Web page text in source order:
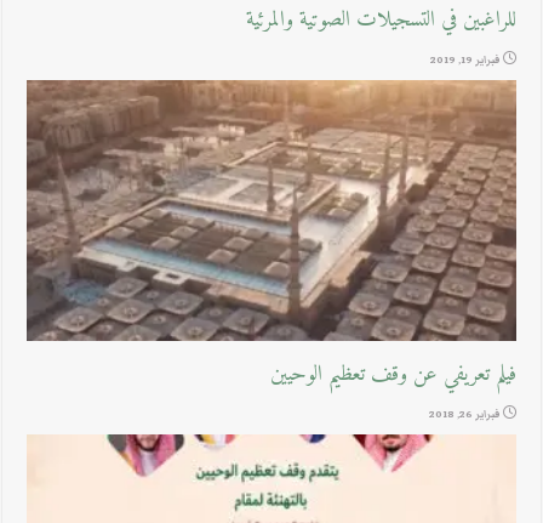
للراغبين في التسجيلات الصوتية والمرئية
فبراير 19, 2019
فيلم تعريفي عن وقف تعظيم الوحيين
فبراير 26, 2018